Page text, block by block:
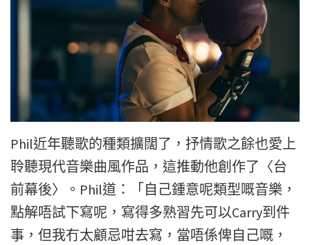
Phil近年聽歌的種類擴闊了，抒情歌之餘也愛上
聆聽現代音樂曲風作品，這推動他創作了〈台
前幕後〉。Phil道：「自己鍾意呢類型嘅音樂，
點解唔試下寫呢，寫得多熟習先可以Carry到件
事，但我冇太顧忌咁去寫，當唔係俾自己嘅，